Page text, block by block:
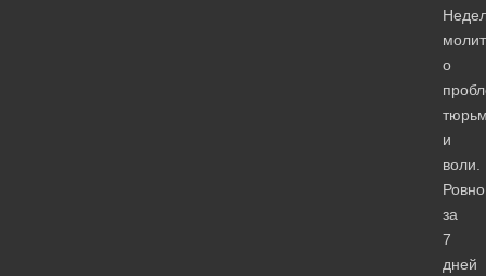
о
и
воли.
Ровно
за
7
дней